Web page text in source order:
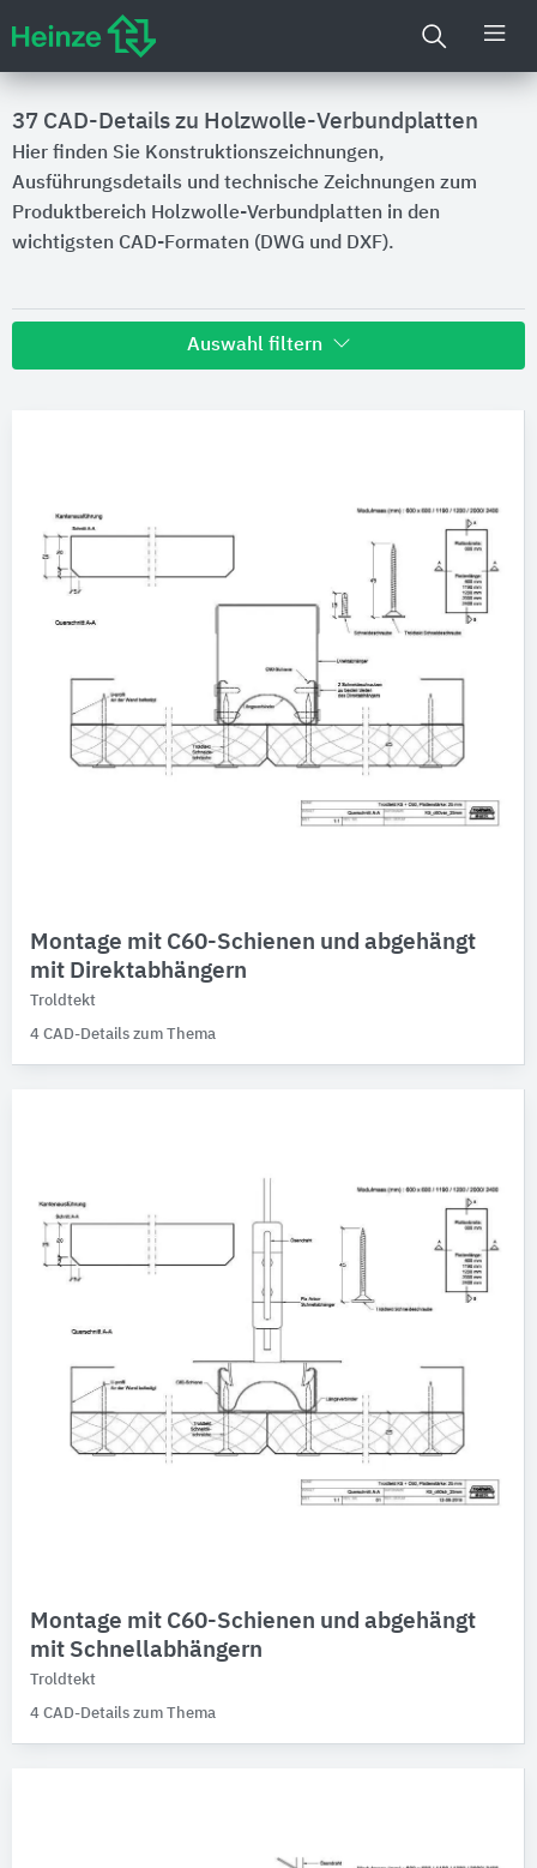
37 CAD-Details zu Holzwolle-Verbundplatten
Hier finden Sie Konstruktionszeichnungen,
Ausführungsdetails und technische Zeichnungen zum
Produktbereich Holzwolle-Verbundplatten in den
wichtigsten CAD-Formaten (DWG und DXF).
Auswahl filtern
Produktkategorie
Holzwolle-Verbundplatten
Gebäude-Bauteile
Schutzfunktionen
Bitte auswählen
Montage mit C60-Schienen und abgehängt
mit Direktabhängern
Troldtekt
4 CAD-Details zum Thema
Montage mit C60-Schienen und abgehängt
mit Schnellabhängern
Troldtekt
4 CAD-Details zum Thema